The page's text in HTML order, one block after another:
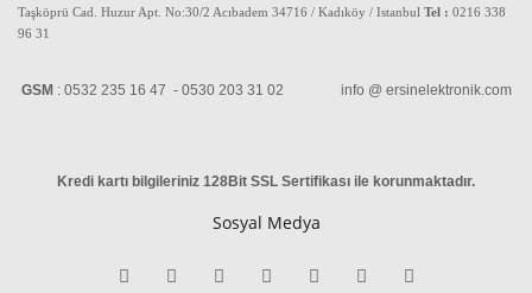
Taşköprü Cad. Huzur Apt. No:30/2 Acıbadem 34716 / Kadıköy / Istanbul Tel : 0216 338
96 31
GSM : 0532 235 16 47 - 0530 203 31 02 info @ ersinelektronik.com
Kredi kartı bilgileriniz 128Bit SSL Sertifikası ile korunmaktadır.
Sosyal Medya